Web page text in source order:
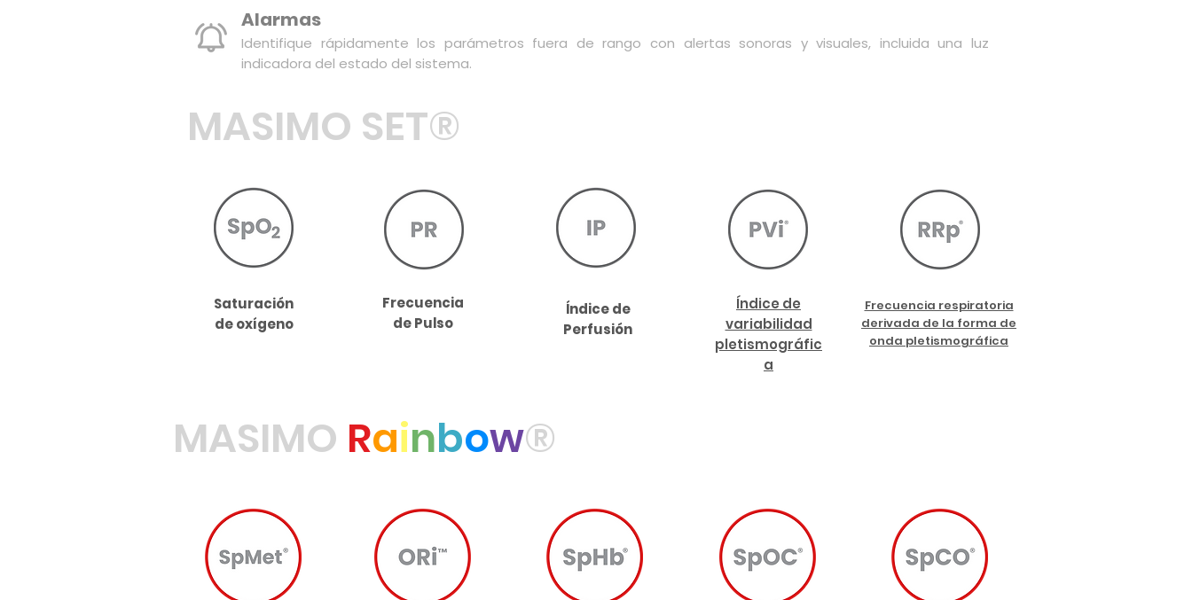
Alarmas
Identifique rápidamente los parámetros fuera de rango con alertas sonoras y visuales, incluida una luz
indicadora del estado del sistema.
MASIMO SET®
Saturación
de oxígeno
Frecuencia
de Pulso
Índice de
Perfusión
Índice de
variabilidad
pletismográfic
a
Frecuencia respiratoria
derivada de la forma de
onda pletismográfica
MASIMO Rainbow®